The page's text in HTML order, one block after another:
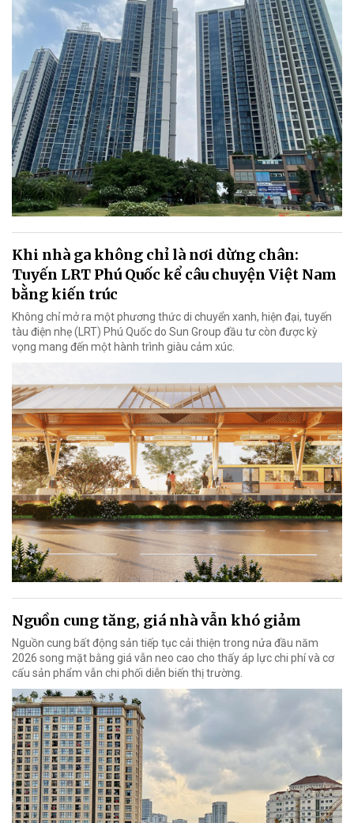
Khi nhà ga không chỉ là nơi dừng chân:
Tuyến LRT Phú Quốc kể câu chuyện Việt Nam
bằng kiến trúc
Không chỉ mở ra một phương thức di chuyển xanh, hiện đại, tuyến
tàu điện nhẹ (LRT) Phú Quốc do Sun Group đầu tư còn được kỳ
vọng mang đến một hành trình giàu cảm xúc.
Nguồn cung tăng, giá nhà vẫn khó giảm
Nguồn cung bất động sản tiếp tục cải thiện trong nửa đầu năm
2026 song mặt bằng giá vẫn neo cao cho thấy áp lực chi phí và cơ
cấu sản phẩm vẫn chi phối diễn biến thị trường.